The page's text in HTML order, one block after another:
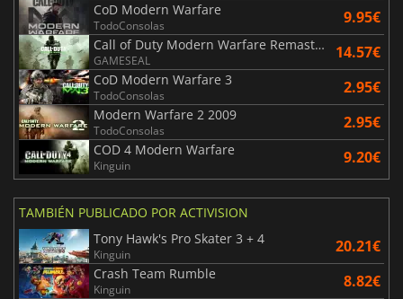
CoD Modern Warfare
TodoConsolas 9.95€
Call of Duty Modern Warfare Remastered
GAMESEAL 14.57€
CoD Modern Warfare 3
TodoConsolas 2.95€
Modern Warfare 2 2009
TodoConsolas 2.95€
COD 4 Modern Warfare
Kinguin 9.20€
TAMBIÉN PUBLICADO POR ACTIVISION
Tony Hawk's Pro Skater 3 + 4
Kinguin 20.21€
Crash Team Rumble
Kinguin 8.82€